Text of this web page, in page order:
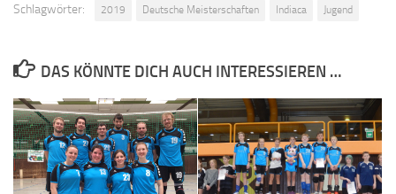
Schlagwörter: 2019 Deutsche Meisterschaften Indiaca Jugend
DAS KÖNNTE DICH AUCH INTERESSIEREN …